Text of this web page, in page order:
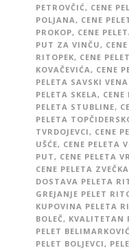
PETROVČIĆ, CENE
POLJANA, CENE
PROKOP, CENE
PUT ZA VINČU,
RITOPEK, CENE
KOVAČEVIĆA, CENE
PELETA SAVSKI
PELETA SKELA,
PELETA STUBLINE,
PELETA
TVRDOJEVCI, CENE
UŠĆE, CENE PELETA
PUT, CENE PELETA
CENE PELETA ZVEČKA
DOSTAVA PELETA
GREJANJE PELET
KUPOVINA PELETA
BOLEČ, KVALITETAN
PELET
PELET BOLJEVCI,